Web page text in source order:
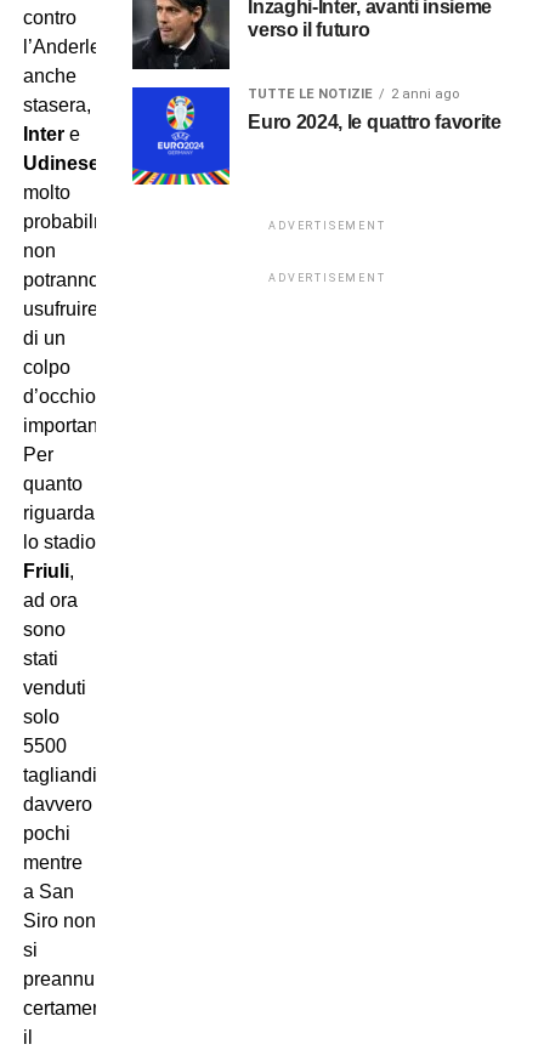
contro
l’Anderlecht,
anche
stasera,
Intere
Udinese
molto
probabilmente
non
potranno
usufruire
di un
colpo
d’occhio
importante.
Per
quanto
riguarda
lo stadio
Friuli,
ad ora
sono
stati
venduti
solo
5500
tagliandi,
davvero
pochi
mentre
a San
Siro non
si
preannuncia
certamente
il
Inzaghi-Inter, avanti insieme
verso il futuro
TUTTE LE NOTIZIE 2 anni ago
Euro 2024, le quattro favorite
ADVERTISEMENT
ADVERTISEMENT